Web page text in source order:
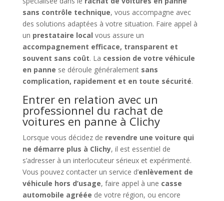
sans contrôle technique, vous accompagne avec
des solutions adaptées à votre situation. Faire appel à
un prestataire local vous assure un
accompagnement efficace, transparent et
souvent sans coût. La cession de votre véhicule
en panne se déroule généralement sans
complication, rapidement et en toute sécurité.
Entrer en relation avec un
professionnel du rachat de
voitures en panne à Clichy
Lorsque vous décidez de revendre une voiture qui
ne démarre plus à Clichy, il est essentiel de
s’adresser à un interlocuteur sérieux et expérimenté.
Vous pouvez contacter un service d’enlèvement de
véhicule hors d’usage, faire appel à une casse
automobile agréée de votre région, ou encore